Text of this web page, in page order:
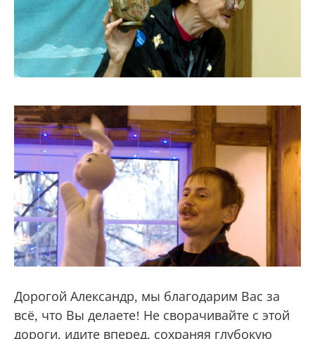
Дорогой Александр, мы благодарим Вас за
всё, что Вы делаете! Не сворачивайте с этой
дороги, идите вперед, сохраняя глубокую